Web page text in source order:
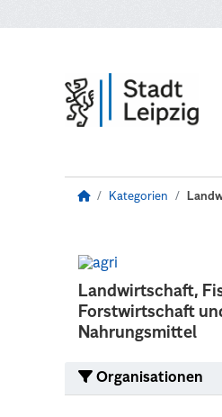
Kategorien
Landwirtschaft,
Forstwirtschaft
Nahrungsmittel
Organisationen